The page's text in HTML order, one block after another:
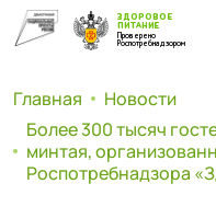
ЗДОРОВОЕ
ПИТАНИЕ
Проверено
Роспотребнадзором
Главная
Новости
Более 300 тысяч
минтая,
Роспотребнадзора